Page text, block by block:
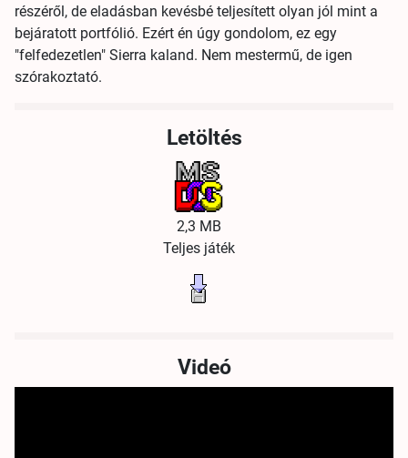
részéről, de eladásban kevésbé teljesített olyan jól mint a
bejáratott portfólió. Ezért én úgy gondolom, ez egy
"felfedezetlen" Sierra kaland. Nem mestermű, de igen
szórakoztató.
Letöltés
2,3 MB
Teljes játék
Videó